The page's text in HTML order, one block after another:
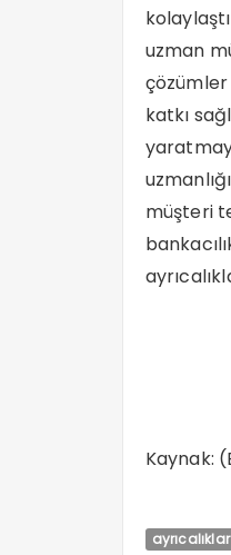
uzman
çözümler
katkı
müşteri
Kaynak:
ayrıcalıklar